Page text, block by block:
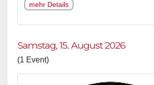
mehr Details
Samstag, 15. August 2026
(1 Event)